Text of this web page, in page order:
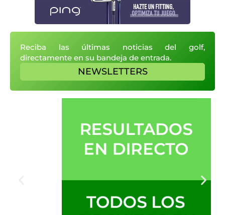
Reciba las últimas noticias del golf,
directamente en su bandeja de entrada.
NEWSLETTERS